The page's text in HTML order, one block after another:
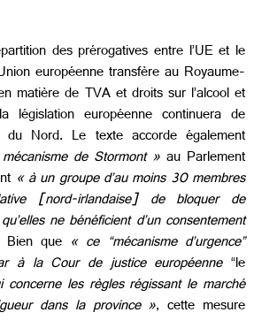
des prérogatives entre l’UE et le
européenne transfère au Royaume-
matière de TVA et droits sur l’alcool et
européenne continuera de
du Nord. Le texte accorde également
de Stormont »au Parlement
« à un groupe d’au moins 30 membres
[nord-irlandaise] de bloquer de
ne bénéficient d’un consentement
que « ce “mécanisme d’urgence”
à la Cour de justice européenne“le
concerne les règles régissant le marché
dans la province », cette mesure